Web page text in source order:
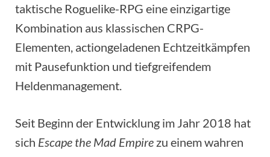
taktische Roguelike-RPG eine einzigartige
Kombination aus klassischen CRPG-
Elementen, actiongeladenen Echtzeitkämpfen
mit Pausefunktion und tiefgreifendem
Heldenmanagement.
Seit Beginn der Entwicklung im Jahr 2018 hat
sich Escape the Mad Empire zu einem wahren